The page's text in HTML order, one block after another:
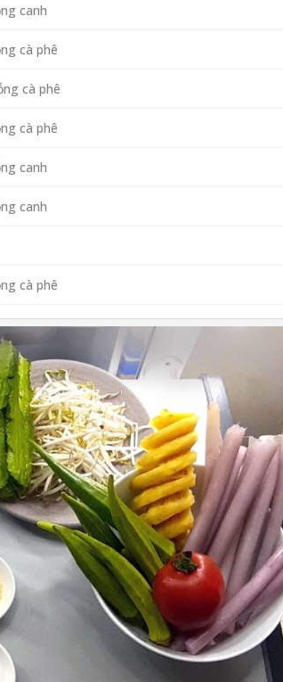
canh
cà phê
cà phê
cà phê
canh
canh
cà phê